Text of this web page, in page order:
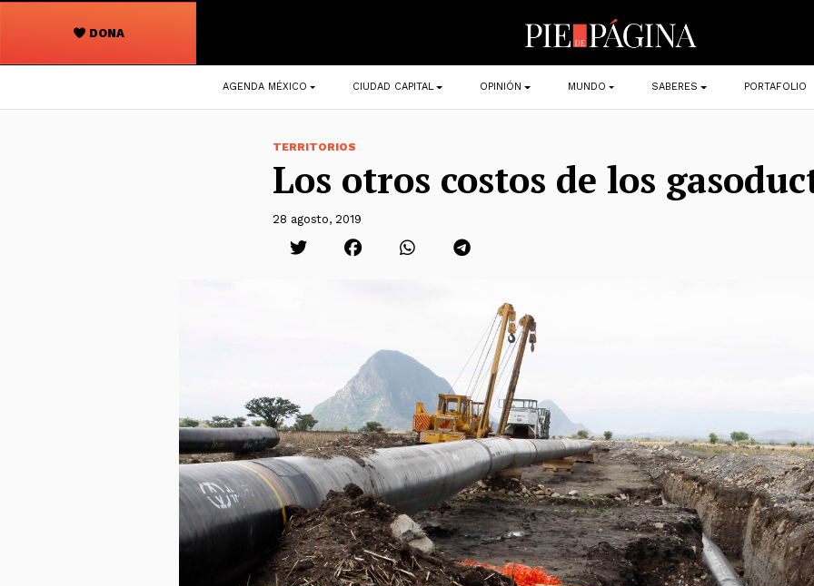
DONA
Navegación
principal
AGENDA MÉXICO CIUDAD CAPITAL OPINIÓN MUNDO SABERES PORTAFOLIO
TERRITORIOS
Los otros costos de los
28 agosto, 2019